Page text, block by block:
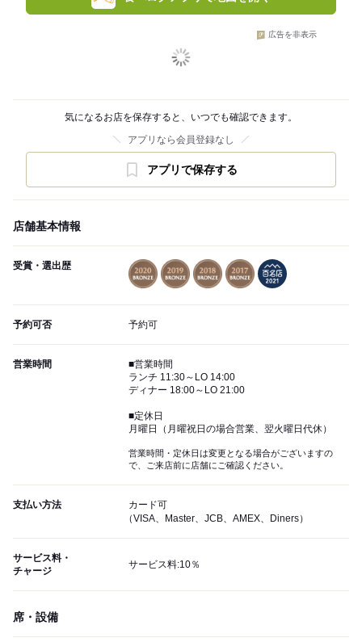
広告を非表示
気になるお店を保存すると、いつでも確認できます。
アプリなら会員登録なし
アプリで保存する
店舗基本情報
受賞・選出歴
予約可否 予約可
営業時間
■営業時間
ランチ 11:30～LO 14:00
ディナー 18:00～LO 21:00
■定休日
月曜日（月曜祝日の場合営業、翌火曜日代休）
営業時間・定休日は変更となる場合がございますの
で、ご来店前に店舗にご確認ください。
支払い方法
カード可
（VISA、Master、JCB、AMEX、Diners）
サービス料・
チャージ
サービス料:10％
席・設備